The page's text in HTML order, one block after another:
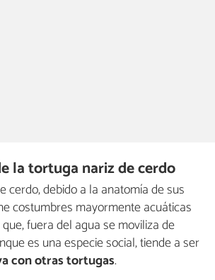
la tortuga nariz de cerdo
cerdo, debido a la anatomía de sus
costumbres mayormente acuáticas
fuera del agua se moviliza de
es una especie social, tiende a ser
con otras tortugas.